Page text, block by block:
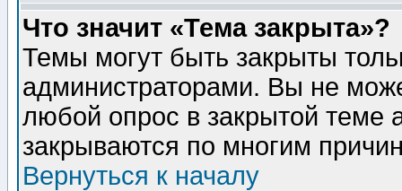
Что значит «Тема закрыта»?
Темы могут быть закрыты
администраторами. Вы не
любой опрос в закрытой теме
закрываются по многим
Вернуться к началу